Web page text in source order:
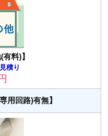
有料)】
積り
用回路)有無】